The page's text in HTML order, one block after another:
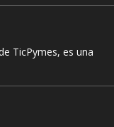
TicPymes, es una